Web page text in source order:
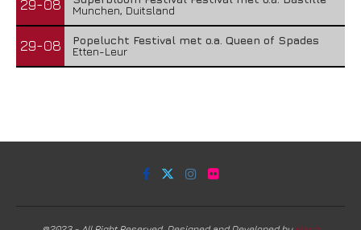
29-08
Munchen, Duitsland
29-08
Popelucht Festival met o.a. Queen of Spades
Etten-Leur